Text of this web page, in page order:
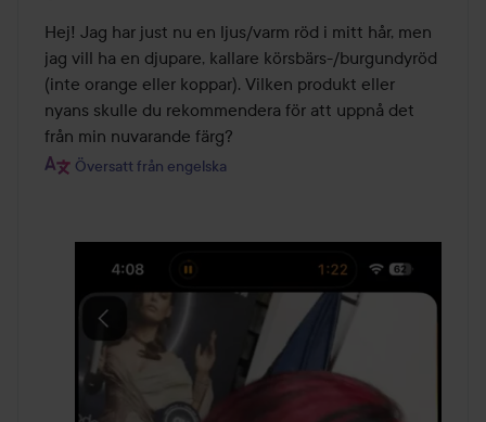
Hej! Jag har just nu en ljus/varm röd i mitt hår, men
jag vill ha en djupare, kallare körsbärs-/burgundyröd
(inte orange eller koppar). Vilken produkt eller
nyans skulle du rekommendera för att uppnå det
från min nuvarande färg?
Översatt från engelska